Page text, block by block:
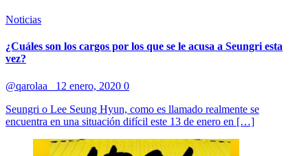
Noticias
¿Cuáles son los cargos por los que se le acusa a Seungri esta
vez?
@qarolaa_ 12 enero, 2020 0
Seungri o Lee Seung Hyun, como es llamado realmente se
encuentra en una situación difícil este 13 de enero en […]